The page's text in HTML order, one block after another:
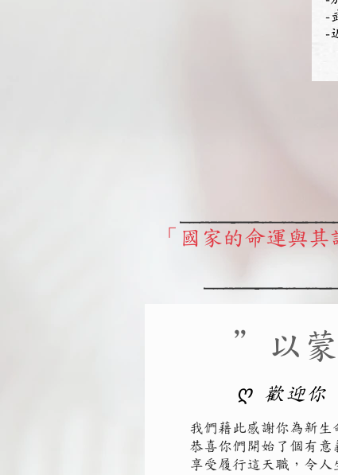
「國家的命運與
＂以
ღ 歡迎
我們藉此感謝你為新生
恭喜你們開始了個有意
享受履行這天職，令人